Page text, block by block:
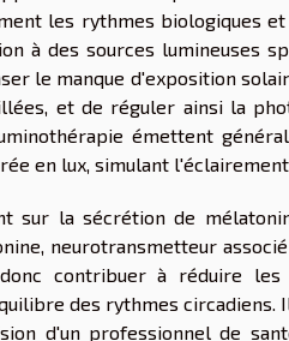
les rythmes biologiques
à des sources lumineuses
le manque d'exposition
et de réguler ainsi la
émettent
en lux, simulant
sur la sécrétion de
neurotransmetteur
contribuer à réduire
des rythmes circadiens.
d'un professionnel de